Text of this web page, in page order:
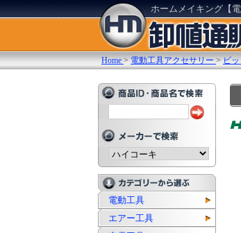
ホームメイキング【
Home >電動工具アクセサリー >ビ
電動工具
エアー工具